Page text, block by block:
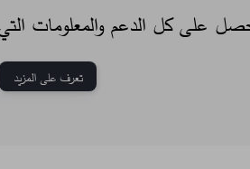
على كل الدعم والمعلومات
تعرف على المزيد